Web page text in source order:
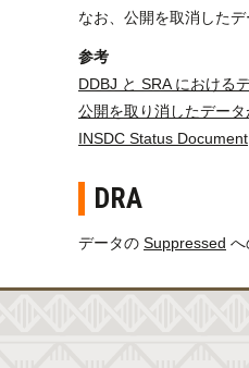
なお、公開を取消した
参考
DDBJ と SRA における
公開を取り消したデー
INSDC Status Document
DRA
データの Suppressed へ